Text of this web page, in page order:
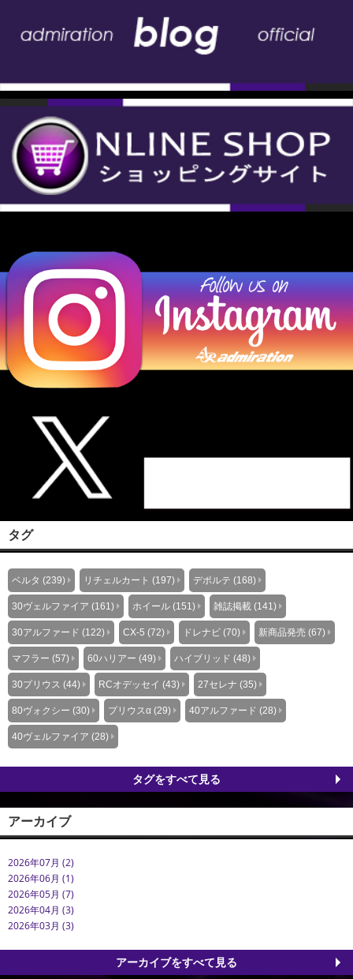
タグ
ベルタ (239) リチェルカート (197) デポルテ (168)
30ヴェルファイア (161) ホイール (151) 雑誌掲載 (141)
30アルファード (122) CX-5 (72) ドレナビ (70) 新商品発売 (67)
マフラー (57) 60ハリアー (49) ハイブリッド (48)
30プリウス (44) RCオデッセイ (43) 27セレナ (35)
80ヴォクシー (30) プリウスα (29) 40アルファード (28)
40ヴェルファイア (28)
タグをすべて見る
アーカイブ
2026年07月 (2)
2026年06月 (1)
2026年05月 (7)
2026年04月 (3)
2026年03月 (3)
アーカイブをすべて見る